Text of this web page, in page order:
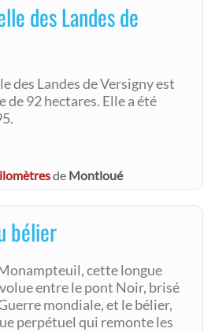
des Landes de
des Landes de Versigny est
de 92 hectares. Elle a été
de Montloué
bélier
cette longue
entre le pont Noir, brisé
mondiale, et le bélier,
perpétuel qui remonte les